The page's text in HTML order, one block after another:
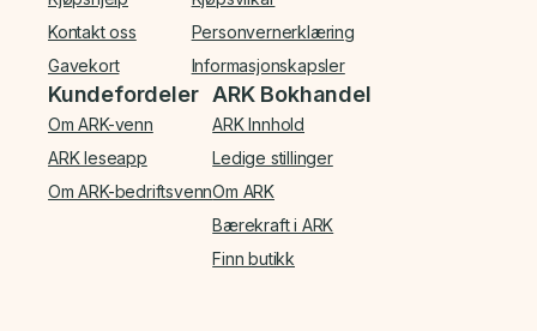
Kontakt oss
Gavekort
Personvernerklæring
Informasjonskapsler
Kundefordeler
Om ARK-venn
ARK leseapp
Om ARK-bedriftsvenn
ARK Bokhandel
ARK Innhold
Ledige stillinger
Om ARK
Bærekraft i ARK
Finn butikk